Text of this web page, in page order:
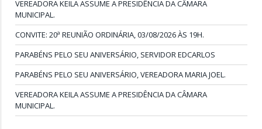
VEREADORA KEILA ASSUME A PRESIDÊNCIA DA CÂMARA
MUNICIPAL.
CONVITE: 20ª REUNIÃO ORDINÁRIA, 03/08/2026 ÀS 19H.
PARABÉNS PELO SEU ANIVERSÁRIO, SERVIDOR EDCARLOS
PARABÉNS PELO SEU ANIVERSÁRIO, VEREADORA MARIA JOEL.
VEREADORA KEILA ASSUME A PRESIDÊNCIA DA CÂMARA
MUNICIPAL.